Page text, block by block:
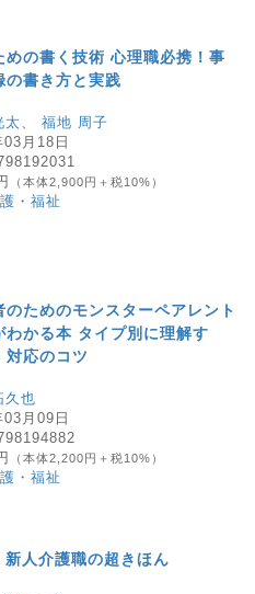
めの書く技術 心理職必携！事
の書き方と実践
太、 福地 周子
月18日
（本体2,900円＋税10%）
・福祉
のためのモンスターペアレント
わかる本 タイプ別に理解す
対応のコツ
久也
月09日
（本体2,200円＋税10%）
・福祉
人介護職の超きほん